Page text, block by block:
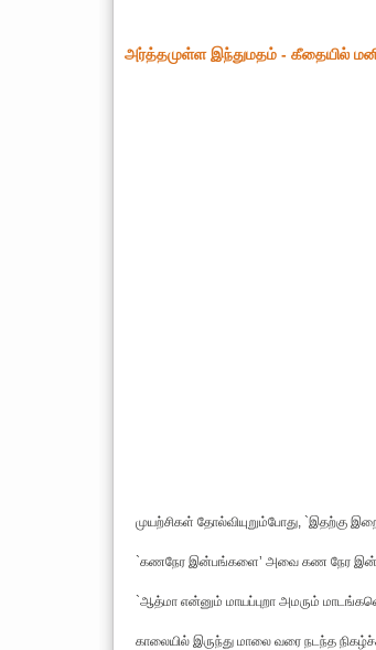
அர்த்தமுள்ள இந்துமதம் - கீதையில்
முயற்சிகள் தோல்வியுறும்போது, `இதற்கு
`கணநேர இன்பங்களை’ அவை கண நேர
`ஆத்மா என்னும் மாயப்புறா அமரும்
காலையில் இருந்து மாலை வரை நடந்த